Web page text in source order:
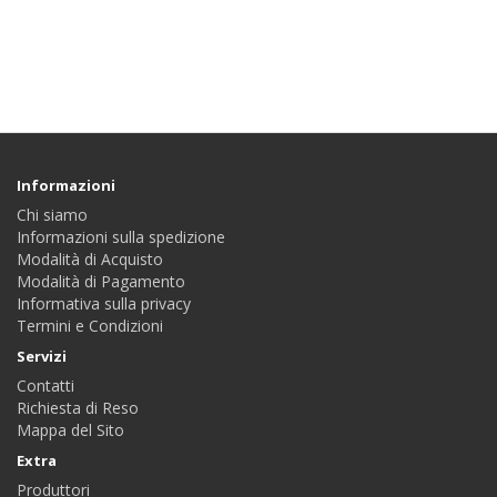
Informazioni
Chi siamo
Informazioni sulla spedizione
Modalità di Acquisto
Modalità di Pagamento
Informativa sulla privacy
Termini e Condizioni
Servizi
Contatti
Richiesta di Reso
Mappa del Sito
Extra
Produttori